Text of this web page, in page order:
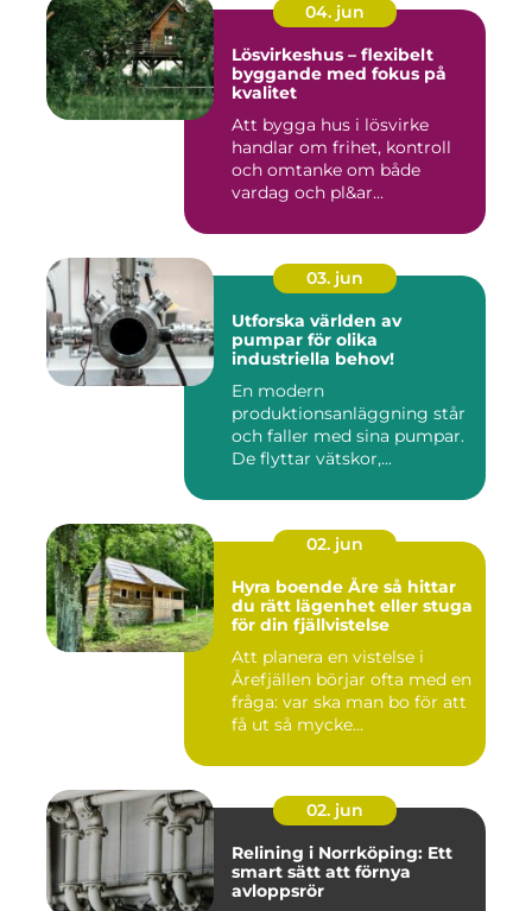
04. jun
Lösvirkeshus – flexibelt
byggande med fokus på
kvalitet
Att bygga hus i lösvirke
handlar om frihet, kontroll
och omtanke om både
vardag och pl&ar...
03. jun
Utforska världen av
pumpar för olika
industriella behov!
En modern
produktionsanläggning står
och faller med sina pumpar.
De flyttar vätskor,...
02. jun
Hyra boende Åre så hittar
du rätt lägenhet eller stuga
för din fjällvistelse
Att planera en vistelse i
Årefjällen börjar ofta med en
fråga: var ska man bo för att
få ut så mycke...
02. jun
Relining i Norrköping: Ett
smart sätt att förnya
avloppsrör